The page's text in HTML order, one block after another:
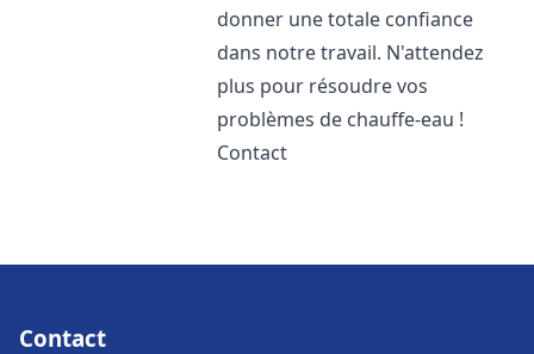
donner une totale confiance
dans notre travail. N'attendez
plus pour résoudre vos
problèmes de chauffe-eau !
Contact
Contact